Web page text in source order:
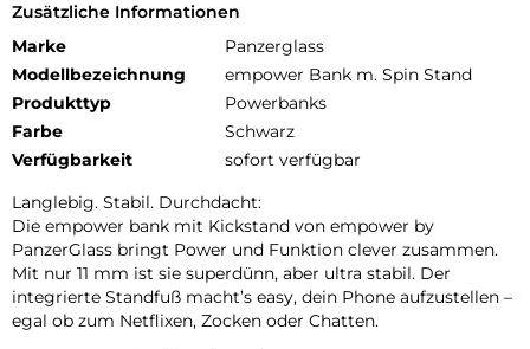
Zusätzliche Informationen
Marke
Panzerglass
Modellbezeichnung
empower Bank m. Spin Stand
Produkttyp
Powerbanks
Farbe
Schwarz
Verfügbarkeit
sofort verfügbar
Langlebig. Stabil. Durchdacht:
Die empower bank mit Kickstand von empower by
PanzerGlass bringt Power und Funktion clever zusammen.
Mit nur 11 mm ist sie superdünn, aber ultra stabil. Der
integrierte Standfuß macht’s easy, dein Phone aufzustellen –
egal ob zum Netflixen, Zocken oder Chatten.